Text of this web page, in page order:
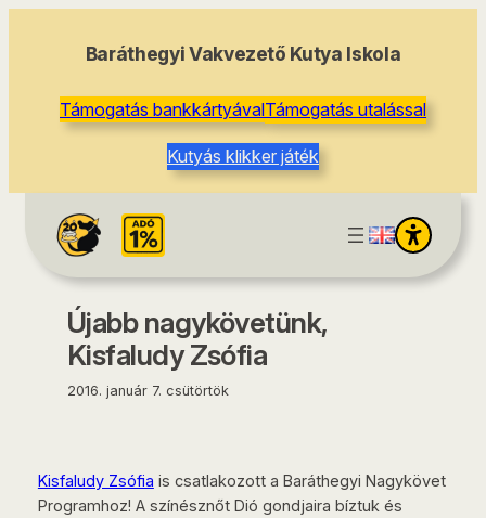
Baráthegyi Vakvezető Kutya Iskola
Támogatás bankkártyávalTámogatás utalással
Kutyás klikker játék
Újabb nagykövetünk,
Kisfaludy Zsófia
2016. január 7. csütörtök
Kisfaludy Zsófia is csatlakozott a Baráthegyi Nagykövet
Programhoz! A színésznőt Dió gondjaira bíztuk és